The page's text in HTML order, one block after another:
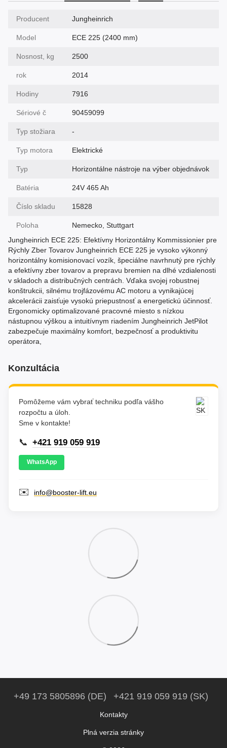
Producent Jungheinrich
Model ECE 225 (2400 mm)
Nosnost, kg 2500
rok 2014
Hodiny 7916
Sériové č 90459099
Typ stožiara -
Typ motora Elektrické
Typ Horizontálne nástroje na výber objednávok
Batéria 24V 465 Ah
Číslo skladu 15828
Poloha
Nemecko, Stuttgart
Jungheinrich ECE 225: Efektívny Horizontálny Kommissionier pre
Rýchly Zber Tovarov Jungheinrich ECE 225 je vysoko výkonný
horizontálny komisionovací vozík, špeciálne navrhnutý pre rýchly
a efektívny zber tovarov a prepravu bremien na dlhé vzdialenosti
v skladoch a distribučných centrách. Vďaka svojej robustnej
konštrukcii, silnému trojfázovému AC motoru a vynikajúcej
akcelerácii zaisťuje vysokú priepustnosť a energetickú účinnosť.
Ergonomicky optimalizované pracovné miesto s nízkou
nástupnou výškou a intuitívnym riadením Jungheinrich JetPilot
zabezpečuje maximálny komfort, bezpečnosť a produktivitu
operátora,
Konzultácia
Pomôžeme vám vybrať techniku podľa vášho
rozpočtu a úloh.
Sme v kontakte!
📞 +421 919 059 919
WhatsApp
✉️ info@booster-lift.eu
+49 173 5805896 (DE) +421 919 059 919 (SK)
Kontakty
Plná verzia stránky